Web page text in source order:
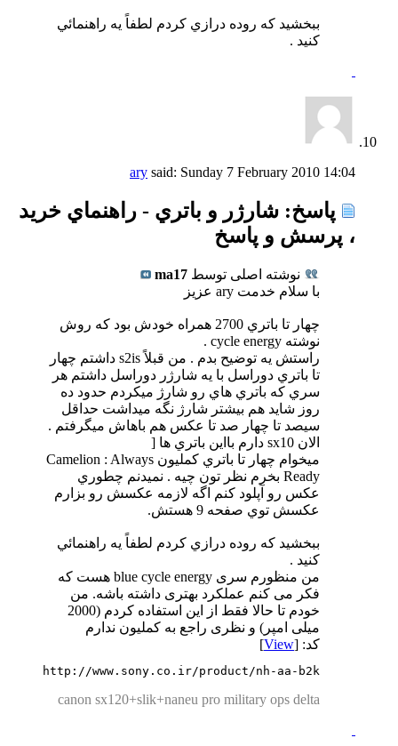
ببخشيد كه روده درازي كردم لطفاً يه راهنمائي
كنيد .
ary said: Sunday 7 February 2010 14:04
پاسخ: شارژر و باتري - راهنماي خريد
، پرسش و پاسخ
نوشته اصلی توسط ma17
با سلام خدمت ary عزيز
چهار تا باتري 2700 همراه خودش بود كه روش
نوشته cycle energy .
راستش يه توضيح بدم . من قبلاً s2is داشتم چهار
تا باتري دوراسل با يه شارژر دوراسل داشتم هر
سري كه باتري هاي رو شارژ ميكردم حدود ده
روز شايد هم بيشتر شارژ نگه ميداشت حداقل
سيصد تا چهار صد تا عكس هم باهاش ميگرفتم .
الان sx10 دارم بااين باتري ها [
ميخوام چهار تا باتري كمليون Camelion : Always
Ready بخرم نظر تون چيه . نميدنم چطوري
عكس رو آپلود كنم اگه لازمه عكسش رو بزارم
عكسش توي صفحه 9 هستش.
ببخشيد كه روده درازي كردم لطفاً يه راهنمائي
كنيد .
من منظورم سری blue cycle energy هست که
فکر می کنم عملکرد بهتری داشته باشه. من
خودم تا حالا فقط از این استفاده کردم (2000
میلی امپر) و نظری راجع به کملیون ندارم
کد: [View
]
http://www.sony.co.ir/product/nh-aa-b2k
canon sx120+slik+naneu pro military ops delta